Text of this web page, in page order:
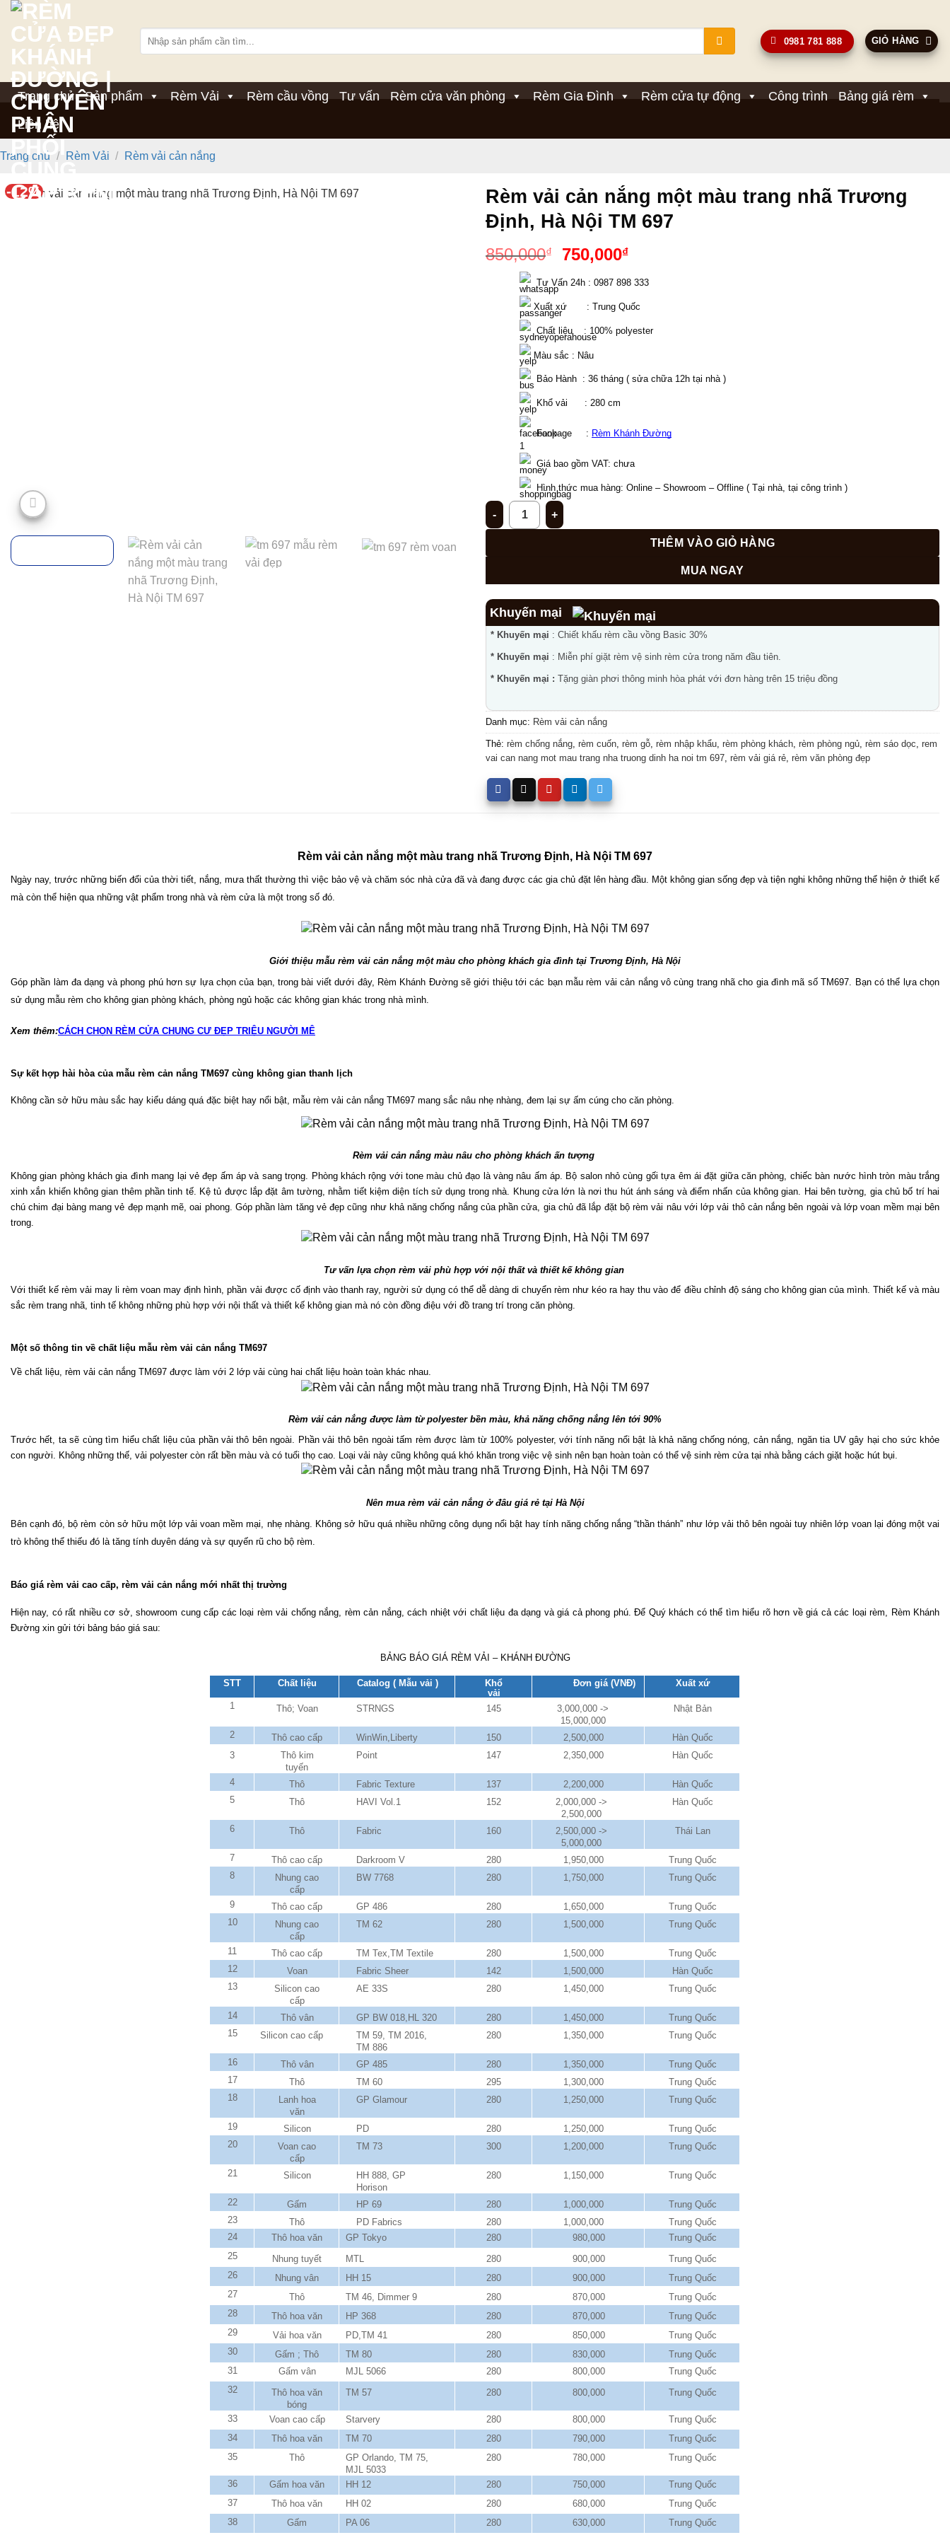
Bỏ
qua
nội
dung
kiếm:
0981 781 888 GIỎ HÀNG
Trang chủ Sản phẩm Rèm Vải Rèm cầu vồng Tư vấn Rèm cửa văn phòng Rèm Gia Đình Rèm cửa tự động Công trình
Bảng giá rèm
Liên hệ
Trang chủ / Rèm Vải / Rèm vải cản nắng
-12%
Rèm vải cản nắng một màu trang nhã Trương
Định, Hà Nội TM 697
850,000₫
Giá
là:
850,000₫.
750,000₫Giá
tại
là:
Tư Vấn 24h : 0987 898 333
Xuất xứ       : Trung Quốc
Chất liệu    : 100% polyester
Màu sắc : Nâu
Bảo Hành  : 36 tháng ( sửa chữa 12h tại nhà )
Khổ vải      : 280 cm
Fanpage     : Rèm Khánh Đường
Giá bao gồm VAT: chưa
Hình thức mua hàng: Online – Showroom – Offline ( Tại nhà, tại công trình )
Rèm vải cản nắng một màu trang nhã Trương Định, Hà Nội TM 697 số lượng
THÊM VÀO GIỎ HÀNG
MUA NGAY
Khuyến mại
* Khuyến mại : Chiết khấu rèm cầu vồng Basic 30%
* Khuyến mại : Miễn phí giặt rèm vệ sinh rèm cửa trong năm đầu tiên.
* Khuyến mại : Tặng giàn phơi thông minh hòa phát với đơn hàng trên 15 triệu đồng
Danh mục: Rèm vải cản nắng
Thẻ: rèm chống nắng rèm cuốn rèm gỗ rèm nhập khẩu rèm phòng khách rèm phòng ngủ rèm sáo dọc rem
vai can nang mot mau trang nha truong dinh ha noi tm 697 rèm vải giá rẻ rèm văn phòng đẹp
Rèm vải cản nắng một màu trang nhã Trương Định, Hà Nội TM 697
Ngày nay, trước những biến đổi của thời tiết, nắng, mưa thất thường thì việc bảo vệ và chăm sóc nhà cửa đã và đang được các gia chủ đặt lên hàng đầu. Một không gian sống đẹp và tiện nghi không những thể hiện ở thiết kế
mà còn thể hiện qua những vật phẩm trong nhà và rèm cửa là một trong số đó.
Giới thiệu mẫu rèm vải cản nắng một màu cho phòng khách gia đình tại Trương Định, Hà Nội
Góp phần làm đa dạng và phong phú hơn sự lựa chọn của bạn, trong bài viết dưới đây, Rèm Khánh Đường sẽ giới thiệu tới các bạn mẫu rèm vải cản nắng vô cùng trang nhã cho gia đình mã số TM697. Bạn có thể lựa chọn
sử dụng mẫu rèm cho không gian phòng khách, phòng ngủ hoặc các không gian khác trong nhà mình.
Xem thêm:CÁCH CHỌN RÈM CỬA CHUNG CƯ ĐẸP TRIỆU NGƯỜI MÊ
Sự kết hợp hài hòa của mẫu rèm cản nắng TM697 cùng không gian thanh lịch
Không cần sở hữu màu sắc hay kiểu dáng quá đặc biệt hay nổi bật, mẫu rèm vải cản nắng TM697 mang sắc nâu nhẹ nhàng, đem lại sự ấm cúng cho căn phòng.
Rèm vải cản nắng màu nâu cho phòng khách ấn tượng
Không gian phòng khách gia đình mang lại vẻ đẹp ấm áp và sang trọng. Phòng khách rộng với tone màu chủ đạo là vàng nâu ấm áp. Bộ salon nhỏ cùng gối tựa êm ái đặt giữa căn phòng, chiếc bàn nước hình tròn màu trắng
xinh xắn khiến không gian thêm phần tinh tế. Kệ tủ được lắp đặt âm tường, nhằm tiết kiệm diện tích sử dụng trong nhà. Khung cửa lớn là nơi thu hút ánh sáng và điểm nhấn của không gian. Hai bên tường, gia chủ bố trí hai
chú chim đại bàng mang vẻ đẹp mạnh mẽ, oai phong. Góp phần làm tăng vẻ đẹp cũng như khả năng chống nắng của phần cửa, gia chủ đã lắp đặt bộ rèm vải nâu với lớp vải thô cản nắng bên ngoài và lớp voan mềm mại bên
trong.
Tư vấn lựa chọn rèm vải phù hợp với nội thất và thiết kế không gian
Với thiết kế rèm vải may li rèm voan may định hình, phần vải được cố định vào thanh ray, người sử dụng có thể dễ dàng di chuyển rèm như kéo ra hay thu vào để điều chỉnh độ sáng cho không gian của mình. Thiết kế và màu
sắc rèm trang nhã, tinh tế không những phù hợp với nội thất và thiết kế không gian mà nó còn đồng điệu với đồ trang trí trong căn phòng.
Một số thông tin về chất liệu mẫu rèm vải cản nắng TM697
Về chất liệu, rèm vải cản nắng TM697 được làm với 2 lớp vải cùng hai chất liệu hoàn toàn khác nhau.
Rèm vải cản nắng được làm từ polyester bền màu, khả năng chống nắng lên tới 90%
Trước hết, ta sẽ cùng tìm hiểu chất liệu của phần vải thô bên ngoài. Phần vải thô bên ngoài tấm rèm được làm từ 100% polyester, với tính năng nổi bật là khả năng chống nóng, cản nắng, ngăn tia UV gây hại cho sức khỏe
con người. Không những thế, vải polyester còn rất bền màu và có tuổi thọ cao. Loại vải này cũng không quá khó khăn trong việc vệ sinh nên bạn hoàn toàn có thể vệ sinh rèm cửa tại nhà bằng cách giặt hoặc hút bụi.
Nên mua rèm vải cản nắng ở đâu giá rẻ tại Hà Nội
Bên cạnh đó, bộ rèm còn sở hữu một lớp vải voan mềm mại, nhẹ nhàng. Không sở hữu quá nhiều những công dụng nổi bật hay tính năng chống nắng “thần thánh” như lớp vải thô bên ngoài tuy nhiên lớp voan lại đóng một vai
trò không thể thiếu đó là tăng tính duyên dáng và sự quyến rũ cho bộ rèm.
Báo giá rèm vải cao cấp, rèm vải cản nắng mới nhất thị trường
Hiện nay, có rất nhiều cơ sở, showroom cung cấp các loại rèm vải chống nắng, rèm cản nắng, cách nhiệt với chất liệu đa dạng và giá cả phong phú. Để Quý khách có thể tìm hiểu rõ hơn về giá cả các loại rèm, Rèm Khánh
Đường xin gửi tới bảng báo giá sau:
BẢNG BÁO GIÁ RÈM VẢI – KHÁNH ĐƯỜNG
STT Chất liệu Catalog ( Mẫu vải )
Khổ
vải
Đơn giá (VNĐ) Xuất xứ
1 Thô; Voan STRNGS 145
3,000,000 ->
15,000,000
Nhật Bản
2 Thô cao cấp WinWin,Liberty 150 2,500,000
Hàn Quốc
3
Thô kim
tuyến
Point 147 2,350,000 Hàn Quốc
4 Thô Fabric Texture 137 2,200,000
Hàn Quốc
5
Thô HAVI Vol.1 152
2,000,000 ->
2,500,000
Hàn Quốc
6 Thô Fabric 160
2,500,000 ->
5,000,000
Thái Lan
7 Thô cao cấp Darkroom V 280 1,950,000
Trung Quốc
8
Nhung cao
cấp
BW 7768 280 1,750,000 Trung Quốc
9 Thô cao cấp GP 486 280 1,650,000
Trung Quốc
10
Nhung cao
cấp
TM 62 280 1,500,000 Trung Quốc
11 Thô cao cấp TM Tex,TM Textile 280 1,500,000
Trung Quốc
12
Voan Fabric Sheer 142 1,500,000
Hàn Quốc
13
Silicon cao
cấp
AE 33S 280 1,450,000 Trung Quốc
14 Thô vân GP BW 018,HL 320 280 1,450,000
Trung Quốc
15
Silicon cao cấp
TM 59, TM 2016,
TM 886
280 1,350,000 Trung Quốc
16 Thô vân GP 485 280 1,350,000
Trung Quốc
17
Thô TM 60 295 1,300,000
Trung Quốc
18
Lanh hoa
văn
GP Glamour 280 1,250,000 Trung Quốc
19 Silicon PD 280 1,250,000
Trung Quốc
20
Voan cao
cấp
TM 73 300 1,200,000 Trung Quốc
21 Silicon
HH 888, GP
Horison
280 1,150,000 Trung Quốc
22 Gấm HP 69 280 1,000,000
Trung Quốc
23
Thô PD Fabrics 280 1,000,000
Trung Quốc
24
Thô hoa văn GP Tokyo 280 980,000
Trung Quốc
25
Nhung tuyết MTL 280 900,000
Trung Quốc
26
Nhung vân HH 15 280 900,000
Trung Quốc
27
Thô TM 46, Dimmer 9 280 870,000
Trung Quốc
28
Thô hoa văn HP 368 280 870,000
Trung Quốc
29
Vải hoa văn PD,TM 41 280 850,000
Trung Quốc
30
Gấm ; Thô TM 80 280 830,000
Trung Quốc
31
Gấm vân MJL 5066 280 800,000
Trung Quốc
32
Thô hoa văn
bóng
TM 57 280 800,000 Trung Quốc
33 Voan cao cấp Starvery 280 800,000
Trung Quốc
34
Thô hoa văn TM 70 280 790,000
Trung Quốc
35
Thô
GP Orlando, TM 75,
MJL 5033
280 780,000 Trung Quốc
36 Gấm hoa văn HH 12 280 750,000
Trung Quốc
37
Thô hoa văn HH 02 280 680,000
Trung Quốc
38
Gấm PA 06 280 630,000 Trung Quốc